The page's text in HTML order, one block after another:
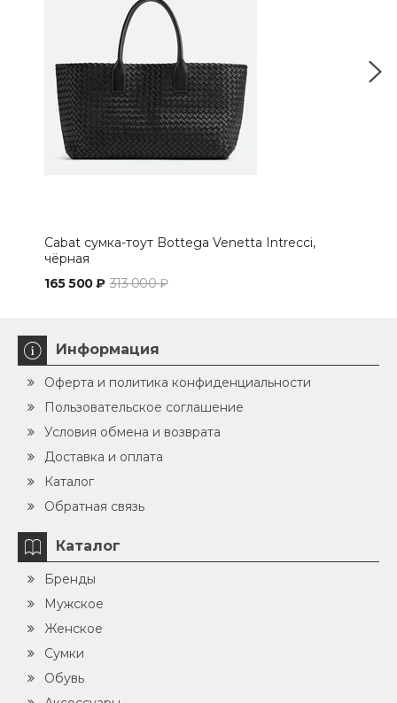
Cabat сумка-тоут Bottega Venetta Intrecci,
чёрная
165 500 ₽ 313 000 ₽
Информация
Оферта и политика конфиденциальности
Пользовательское соглашение
Условия обмена и возврата
Доставка и оплата
Каталог
Обратная связь
Каталог
Бренды
Мужское
Женское
Сумки
Обувь